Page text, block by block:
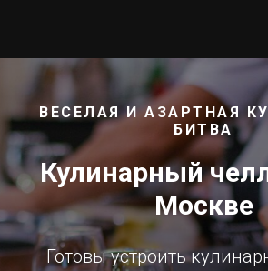
ВЕСЕЛАЯ И АЗАРТНАЯ
БИТВА
Кулинарный
Москве
Готовы устроить